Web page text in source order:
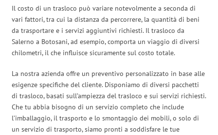
Il costo di un trasloco può variare notevolmente a seconda di
vari fattori, tra cui la distanza da percorrere, la quantità di beni
da trasportare e i servizi aggiuntivi richiesti. Il trasloco da
Salerno a Botosani, ad esempio, comporta un viaggio di diversi
chilometri, il che influisce sicuramente sul costo totale.
La nostra azienda offre un preventivo personalizzato in base alle
esigenze specifiche del cliente. Disponiamo di diversi pacchetti
di trasloco, basati sull’ampiezza del trasloco e sui servizi richiesti.
Che tu abbia bisogno di un servizio completo che include
l’imballaggio, il trasporto e lo smontaggio dei mobili, o solo di
un servizio di trasporto, siamo pronti a soddisfare le tue